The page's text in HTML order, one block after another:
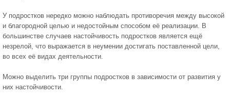
У подростков нередко можно наблюдать противоречия между высокой
и благородной целью и недостойным способом её реализации. В
большинстве случаев настойчивость подростков является ещё
незрелой, что выражается в неумении достигать поставленной цели,
во всех её видах деятельности.
Можно выделить три группы подростков в зависимости от развития у
них настойчивости.